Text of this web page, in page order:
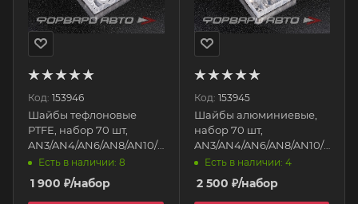
Код: 153946
Шайбы тефлоновые
PTFE, набор 70 шт,
AN3/AN4/AN6/AN8/AN10/AN12/AN16
AB88
Есть в наличии: 8
1 900 ₽/набор
Код: 153945
Шайбы алюминиевые,
набор 70 шт,
AN3/AN4/AN6/AN8/AN10/AN12/
AB88
Есть в наличии: 4
2 500 ₽/набор